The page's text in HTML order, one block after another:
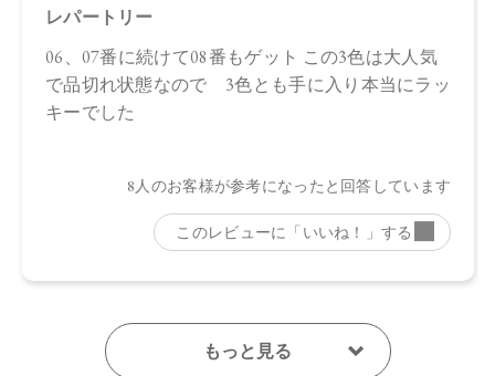
舗にお問い合わせください。
※発売日は予告なく変更する可能性がございます。予めご了
承ください。
※通常はご注文より１～３営業日での発送となります。
ますので予めご了承ください。
●パッケージはリニューアル等の理由により、写真と異なる場
●パッケージのリニューアル等の理由により、成分・処方が記
●予告なくパッケージ仕様が変更になる場合がございます。